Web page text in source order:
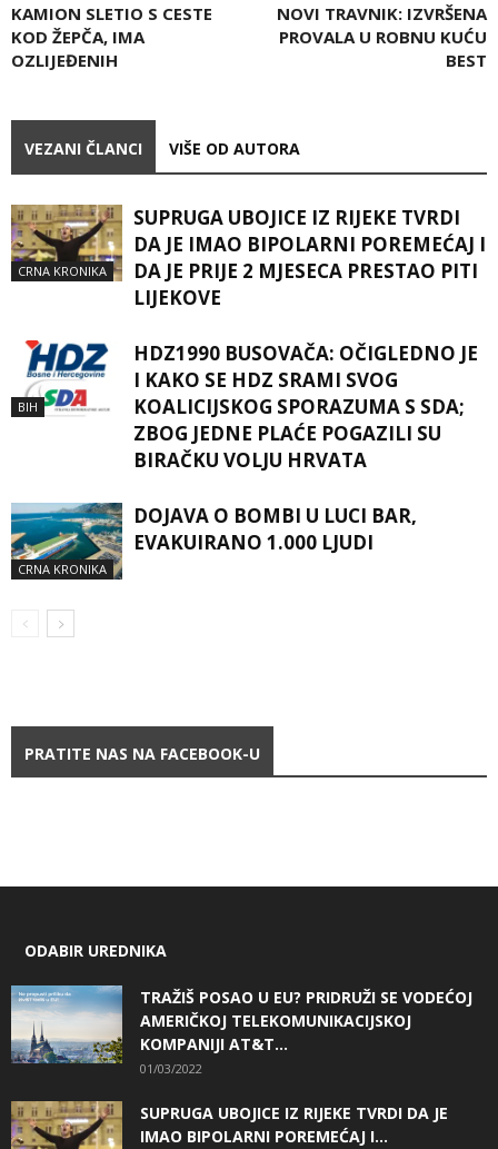
KAMION SLETIO S CESTE
KOD ŽEPČA, IMA
OZLIJEĐENIH
NOVI TRAVNIK: IZVRŠENA
PROVALA U ROBNU KUĆU
BEST
VEZANI ČLANCI VIŠE OD AUTORA
CRNA KRONIKA
SUPRUGA UBOJICE IZ RIJEKE TVRDI
DA JE IMAO BIPOLARNI POREMEĆAJ I
DA JE PRIJE 2 MJESECA PRESTAO PITI
LIJEKOVE
BIH
HDZ1990 BUSOVAČA: OČIGLEDNO JE
I KAKO SE HDZ SRAMI SVOG
KOALICIJSKOG SPORAZUMA S SDA;
ZBOG JEDNE PLAĆE POGAZILI SU
BIRAČKU VOLJU HRVATA
CRNA KRONIKA
DOJAVA O BOMBI U LUCI BAR,
EVAKUIRANO 1.000 LJUDI
PRATITE NAS NA FACEBOOK-U
ODABIR UREDNIKA
TRAŽIŠ POSAO U EU? PRIDRUŽI SE VODEĆOJ
AMERIČKOJ TELEKOMUNIKACIJSKOJ
KOMPANIJI AT&T...
01/03/2022
SUPRUGA UBOJICE IZ RIJEKE TVRDI DA JE
IMAO BIPOLARNI POREMEĆAJ I...